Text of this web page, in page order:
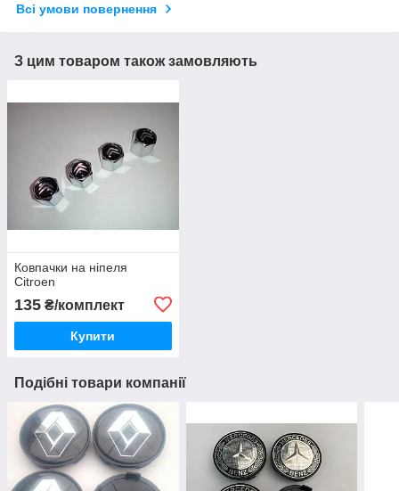
Всі умови повернення
З цим товаром також замовляють
Ковпачки на ніпеля
Citroen
135 ₴/комплект
Купити
Подібні товари компанії